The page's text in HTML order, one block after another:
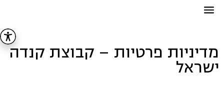
מדיניות פרטיות – קבוצת קנדה
ישראל